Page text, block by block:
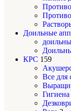
Доильные
КРС 159
Все для